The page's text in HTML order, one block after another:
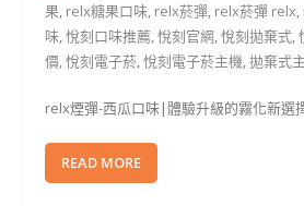
果, relx糖果口味, relx菸彈, relx菸彈 relx,
味,悅刻口味推薦,悅刻官網,悅刻拋棄式,
價,悅刻電子菸,悅刻電子菸主機,拋棄式
relx煙彈-西瓜口味|體驗升級的霧化新選
READ MORE